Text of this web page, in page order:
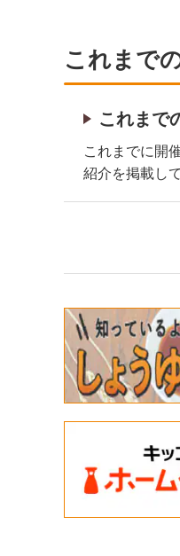
これまで
これまで
これまでに開
紹介を掲載し